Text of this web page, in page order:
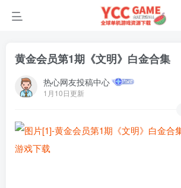
黄金会员第1期《文明》白金合集
热心网友投稿中心
1月10日更新